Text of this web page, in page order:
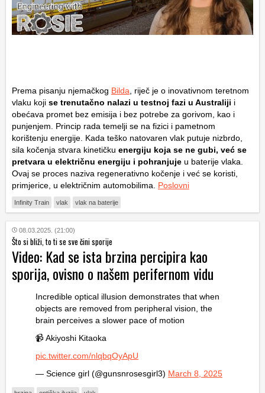
Prema pisanju njemačkog Bilda , riječ je o inovativnom teretnom
vlaku koji se trenutačno nalazi u testnoj fazi u Australiji i
obećava promet bez emisija i bez potrebe za gorivom, kao i
punjenjem. Princip rada temelji se na fizici i pametnom
korištenju energije. Kada teško natovaren vlak putuje nizbrdo,
sila kočenja stvara kinetičku energiju koja se ne gubi, već se
pretvara u električnu energiju i pohranjuje u baterije vlaka.
Ovaj se proces naziva regenerativno kočenje i već se koristi,
primjerice, u električnim automobilima. Poslovni
Infinity Train vlak vlak na baterije
08.03.2025. (21:00)
Što si bliži, to ti se sve čini sporije
Video: Kad se ista brzina percipira kao
sporija, ovisno o našem perifernom vidu
Incredible optical illusion demonstrates that when
objects are removed from peripheral vision, the
brain perceives a slower pace of motion
📹 Akiyoshi Kitaoka
pic.twitter.com/nlqbqOyApU
— Science girl (@gunsnrosesgirl3) March 8, 2025